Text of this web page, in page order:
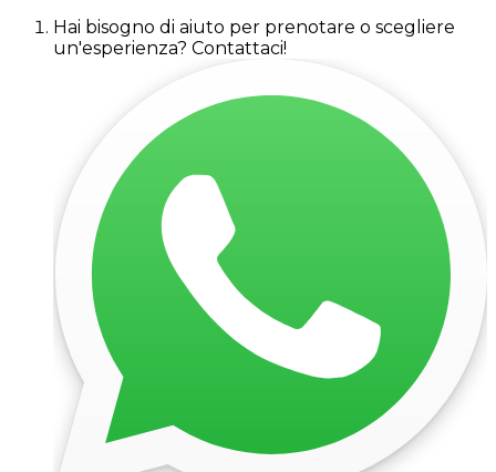
Hai bisogno di aiuto per prenotare o scegliere
un'esperienza? Contattaci!